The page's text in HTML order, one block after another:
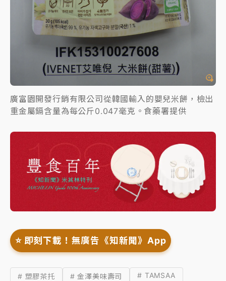
廣富園開發行銷有限公司從韓國輸入的嬰兒米餅，檢出
重金屬鎘含量為每公斤0.047毫克。食藥署提供
⭐️ 即刻下載！無廣告《知新聞》App
# 塑膠茶托 # 金澤美味壽司 # TAMSAA